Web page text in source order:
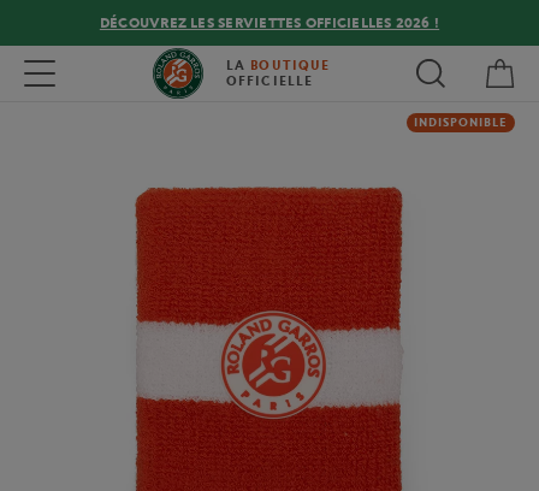
DÉCOUVREZ LES SERVIETTES OFFICIELLES 2026 !
Toggle navigation LA BOUTIQUE
OFFICIELLE
INDISPONIBLE